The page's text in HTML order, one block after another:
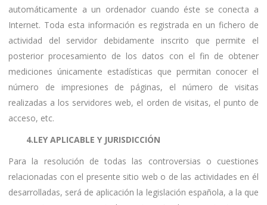
automáticamente a un ordenador cuando éste se conecta a
Internet. Toda esta información es registrada en un fichero de
actividad del servidor debidamente inscrito que permite el
posterior procesamiento de los datos con el fin de obtener
mediciones únicamente estadísticas que permitan conocer el
número de impresiones de páginas, el número de visitas
realizadas a los servidores web, el orden de visitas, el punto de
acceso, etc.
4.LEY APLICABLE Y JURISDICCIÓN
Para la resolución de todas las controversias o cuestiones
relacionadas con el presente sitio web o de las actividades en él
desarrolladas, será de aplicación la legislación española, a la que